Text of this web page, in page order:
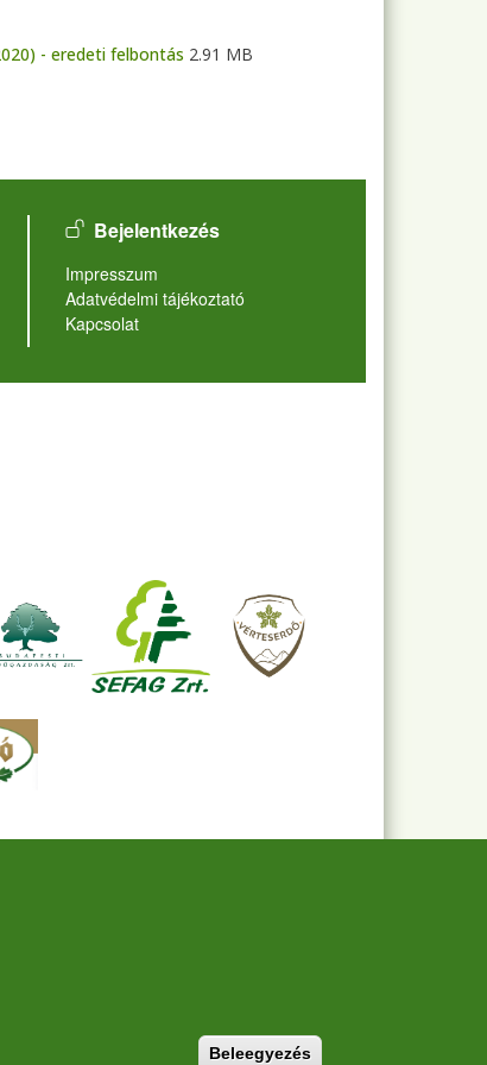
- eredeti felbontás 2.91 MB
User account menu
Bejelentkezés
Lábléc
Impresszum
Adatvédelmi tájékoztató
Kapcsolat
Beleegyezés